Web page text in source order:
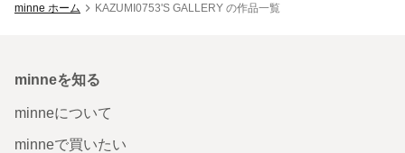
minne ホーム KAZUMI0753'S GALLERY の作品一覧
minneを知る
minneについて
minneで買いたい